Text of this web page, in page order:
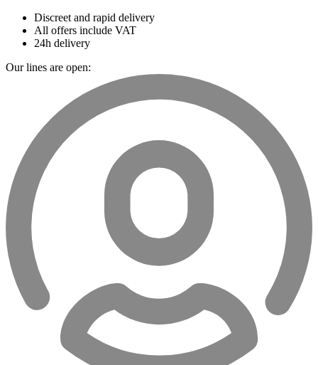
Discreet and rapid delivery
All offers include VAT
24h delivery
Our lines are open: